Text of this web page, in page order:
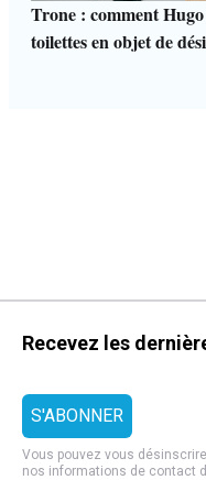
Trone : comment
toilettes en objet de
Recevez les
Vous pouvez vous
nos informations de contact